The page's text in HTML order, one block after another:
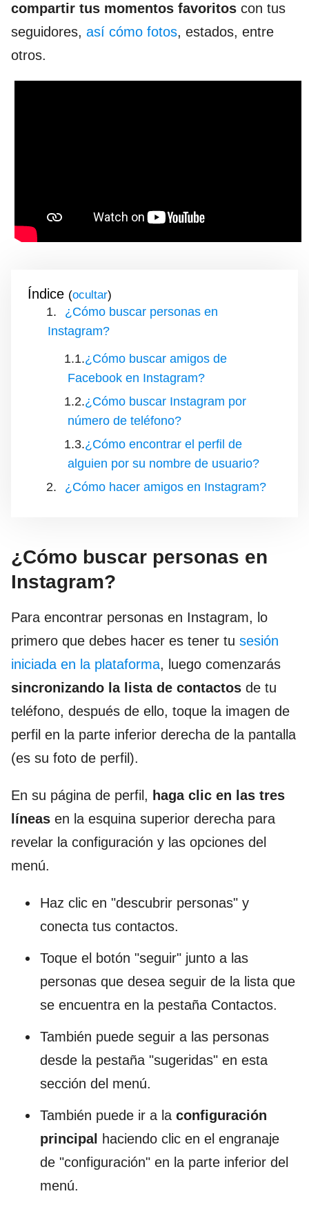
compartir tus momentos favoritos con tus
seguidores, así cómo fotos, estados, entre
otros.
Índice ( )
¿Cómo buscar personas en
Instagram?
¿Cómo buscar amigos de
Facebook en Instagram?
¿Cómo buscar Instagram por
número de teléfono?
¿Cómo encontrar el perfil de
alguien por su nombre de usuario?
¿Cómo hacer amigos en Instagram?
¿Cómo buscar personas en
Instagram?
Para encontrar personas en Instagram, lo
primero que debes hacer es tener tu sesión
iniciada en la plataforma, luego comenzarás
sincronizando la lista de contactos de tu
teléfono, después de ello, toque la imagen de
perfil en la parte inferior derecha de la pantalla
(es su foto de perfil).
En su página de perfil, haga clic en las tres
líneas en la esquina superior derecha para
revelar la configuración y las opciones del
menú.
Haz clic en "descubrir personas" y
conecta tus contactos.
Toque el botón "seguir" junto a las
personas que desea seguir de la lista que
se encuentra en la pestaña Contactos.
También puede seguir a las personas
desde la pestaña "sugeridas" en esta
sección del menú.
También puede ir a la configuración
principal
haciendo clic en el engranaje
de "configuración" en la parte inferior del
menú.